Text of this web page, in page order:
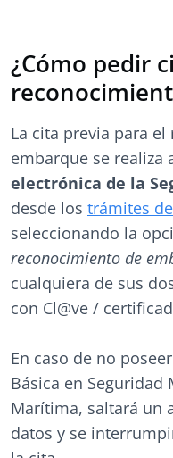
¿Cómo pedir
La cita previa para
embarque se realiza
electrónica de la
desde los trámites
seleccionando la
reconocimiento de
cualquiera de sus
con Cl@ve /
En caso de no
Básica en
Marítima, saltará un
datos y se